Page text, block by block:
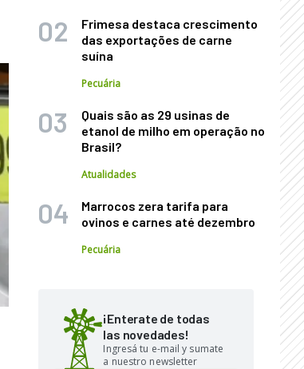
Frimesa destaca crescimento
das exportações de carne
suína
Pecuária
Quais são as 29 usinas de
etanol de milho em operação no
Brasil?
Atualidades
Marrocos zera tarifa para
ovinos e carnes até dezembro
Pecuária
¡Enterate de todas
las novedades!
Ingresá tu e-mail y sumate
a nuestro newsletter